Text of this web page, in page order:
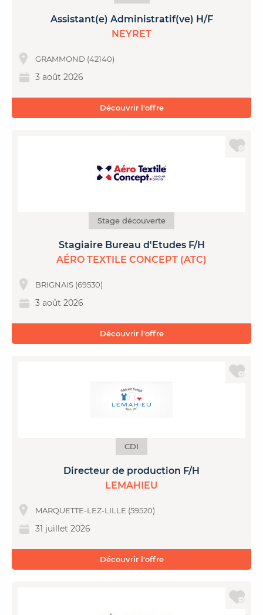
Assistant(e) Administratif(ve) H/F
NEYRET
GRAMMOND (42140)
3 août 2026
Découvrir l'offre
Stage découverte
Stagiaire Bureau d'Etudes F/H
AÉRO TEXTILE CONCEPT (ATC)
BRIGNAIS (69530)
3 août 2026
Découvrir l'offre
CDI
Directeur de production F/H
LEMAHIEU
MARQUETTE-LEZ-LILLE (59520)
31 juillet 2026
Découvrir l'offre